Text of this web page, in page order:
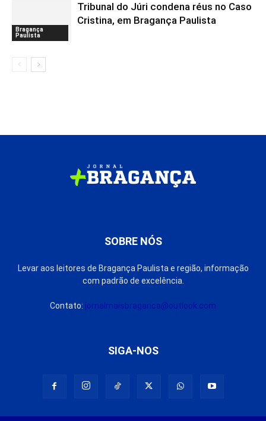
Bragança
Paulista
Tribunal do Júri condena réus no Caso
Cristina, em Bragança Paulista
SOBRE NÓS
Levar aos leitores de Bragança Paulista e região, informação
com padrão de excelência.
Contato: jornalmaisbraganca@outlook.com
SIGA-NOS